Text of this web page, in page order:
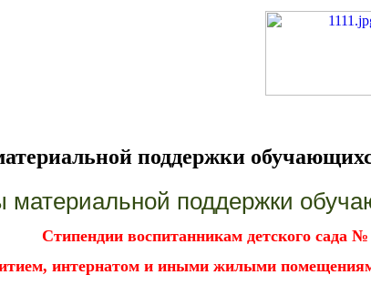
поддержки
поддержки
Стипендии воспитанникам детского сада
интернатом и иными жилыми